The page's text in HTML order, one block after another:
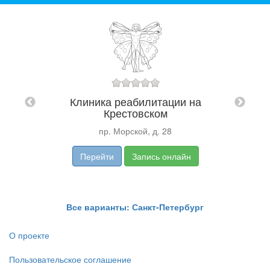
Клиника реабилитации на
Крестовском
пр. Морской, д. 28
Перейти Запись онлайн
Все варианты: Санкт-Петербург
О проекте
Пользовательское соглашение